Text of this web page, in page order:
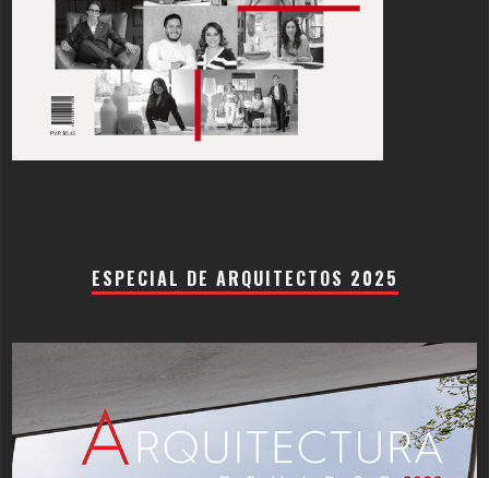
ESPECIAL DE ARQUITECTOS 2025